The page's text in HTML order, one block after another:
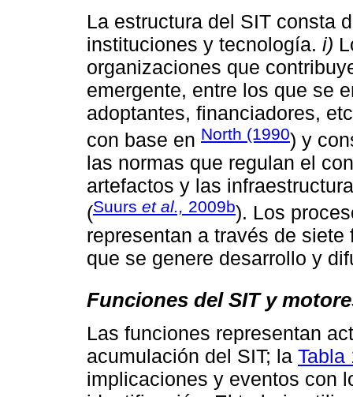
La estructura del SIT consta
instituciones y tecnología. i)
organizaciones que
emergente, entre los que se
adoptantes, financiadores,
con base en North (1990) y
las normas que regulan el
artefactos y las
(Suurs et al., 2009b). Los
representan a través de
que se genere desarrollo y
Funciones del SIT y
Las funciones representan
acumulación del SIT; la Tabla
implicaciones y eventos con